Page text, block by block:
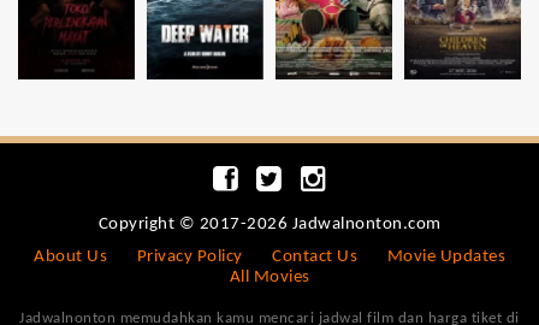
Copyright © 2017-2026 Jadwalnonton.com
About Us
Privacy Policy Contact Us
Movie Updates
All Movies
Jadwalnonton memudahkan kamu mencari jadwal film dan harga tiket di